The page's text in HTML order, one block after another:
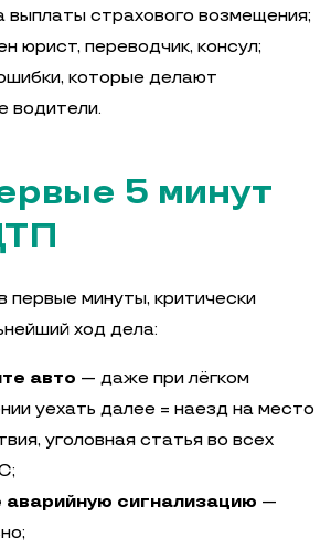
выплаты страхового возмещения;
юрист, переводчик, консул;
которые делают
водители.
5 минут
первые минуты, критически
ход дела:
авто — даже при лёгком
уехать далее = наезд на место
уголовная статья во всех
аварийную сигнализацию —